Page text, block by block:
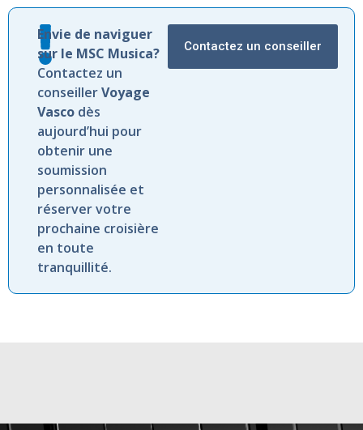
Envie de naviguer
sur le MSC Musica?
Contactez un
conseillerVoyage
Vasco dès
aujourd’hui pour
obtenir une
soumission
personnalisée et
réserver votre
prochaine croisière
en toute
tranquillité.
Contactez un conseiller